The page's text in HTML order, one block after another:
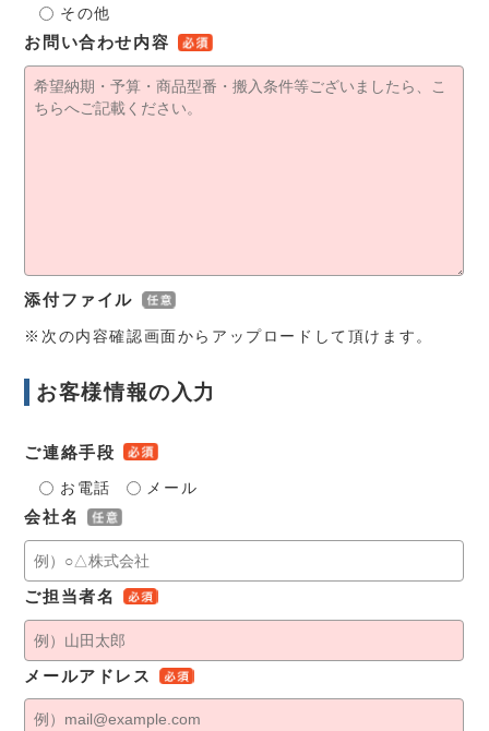
その他
お問い合わせ内容
添付ファイル
※次の内容確認画面からアップロードして頂けます。
お客様情報の入力
ご連絡手段
お電話 メール
会社名
ご担当者名
メールアドレス